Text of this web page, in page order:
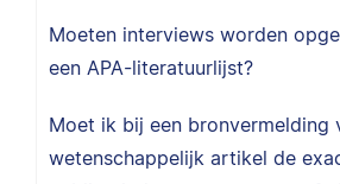
Moeten interviews worden
een APA-literatuurlijst?
Moet ik bij een bronvermelding
wetenschappelijk artikel de